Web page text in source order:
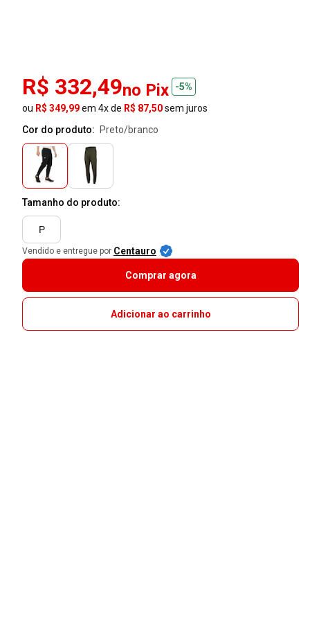
R$ 332,49no Pix
-5%
ou R$ 349,99em 4x de R$ 87,50sem juros
Cor do produto:
preto/branco
Tamanho do produto:
P
Vendido e entregue por Centauro
Comprar agora
Adicionar ao carrinho